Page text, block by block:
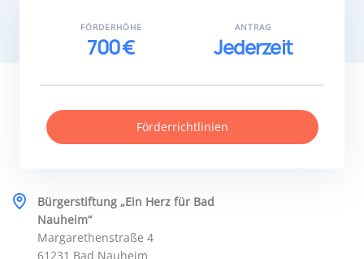
Bürgerstiftung „Ein Herz für Bad
Nauheim“
Margarethenstraße 4
61231 Bad Nauheim
FÖRDERHÖHE
700 €
ANTRAG
Jederzeit
Förderrichtlinien